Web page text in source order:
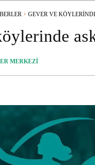
GEVER VE
MERKEZI